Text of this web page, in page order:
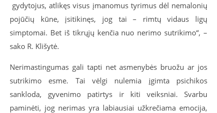
gydytojus, atlikęs visus įmanomus tyrimus dėl nemalonių
pojūčių kūne, įsitikinęs, jog tai – rimtų vidaus ligų
simptomai. Bet iš tikrųjų kenčia nuo nerimo sutrikimo“, –
sako R. Klišytė.
Nerimastingumas gali tapti net asmenybės bruožu ar jos
sutrikimo esme. Tai vėlgi nulemia įgimta psichikos
sankloda, gyvenimo patirtys ir kiti veiksniai. Svarbu
paminėti, jog nerimas yra labiausiai užkrečiama emocija,